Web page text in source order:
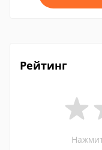
Рейтинг